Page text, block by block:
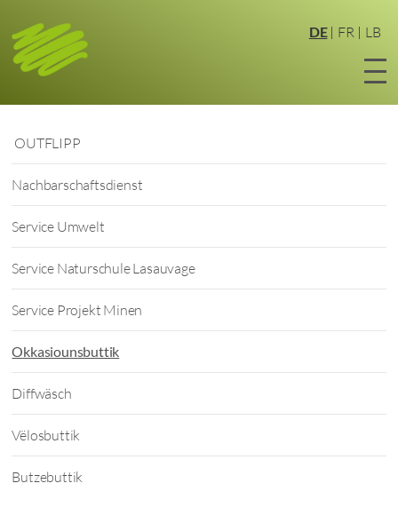
DE FR LB
OUTFLIPP
Nachbarschaftsdienst
Service Umwelt
Service Naturschule Lasauvage
Service Projekt Minen
Okkasiounsbuttik
Diffwäsch
Vëlosbuttik
Butzebuttik